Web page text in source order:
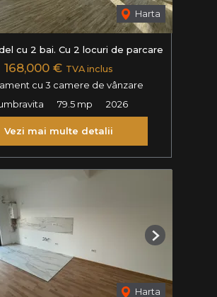
Harta
cu 2 bai. Cu 2 locuri de parcare
168,000 € TVA inclus
cu 3 camere de vânzare
79.5 mp 2026
Vezi mai multe detalii
Harta
Next